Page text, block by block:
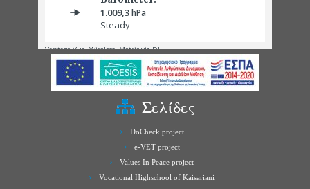
Σελίδες
DoCheck project
e-VET project
Values In Peace project
Vocational Highschool of Kaisariani